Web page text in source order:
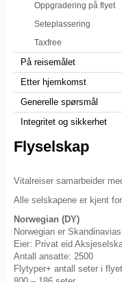
Oppgradering på flyet
Seteplassering
Taxfree
På reisemålet
Etter hjemkomst
Generelle spørsmål
Integritet og sikkerhet
Flyselskap
Vitalreiser samarbeider
Alle selskapene er kjent
Norwegian (DY)
Norwegian er
Eier: Privat eid
Antall ansatte: 2500
Flytyper+ antall seter i